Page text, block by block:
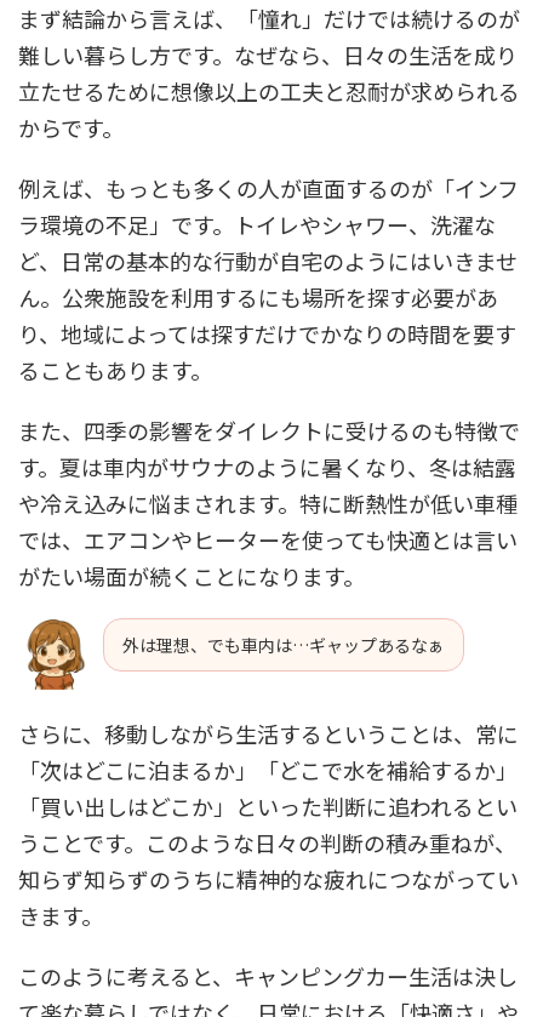
まず結論から言えば、「憧れ」だけでは続けるのが
難しい暮らし方です。なぜなら、日々の生活を成り
立たせるために想像以上の工夫と忍耐が求められる
からです。
例えば、もっとも多くの人が直面するのが「インフ
ラ環境の不足」です。トイレやシャワー、洗濯な
ど、日常の基本的な行動が自宅のようにはいきませ
ん。公衆施設を利用するにも場所を探す必要があ
り、地域によっては探すだけでかなりの時間を要す
ることもあります。
また、四季の影響をダイレクトに受けるのも特徴で
す。夏は車内がサウナのように暑くなり、冬は結露
や冷え込みに悩まされます。特に断熱性が低い車種
では、エアコンやヒーターを使っても快適とは言い
がたい場面が続くことになります。
外は理想、でも車内は…ギャップあるなぁ
さらに、移動しながら生活するということは、常に
「次はどこに泊まるか」「どこで水を補給するか」
「買い出しはどこか」といった判断に追われるとい
うことです。このような日々の判断の積み重ねが、
知らず知らずのうちに精神的な疲れにつながってい
きます。
このように考えると、キャンピングカー生活は決し